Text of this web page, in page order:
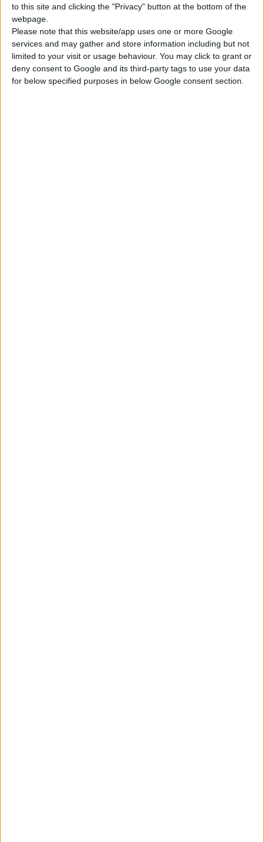
to this site and clicking the "Privacy" button at the bottom of the
webpage.
Please note that this website/app uses one or more Google
services and may gather and store information including but not
limited to your visit or usage behaviour. You may click to grant or
deny consent to Google and its third-party tags to use your data
for below specified purposes in below Google consent section.
I giri elevati (gamma rossa)
possono danneggiare il motore?